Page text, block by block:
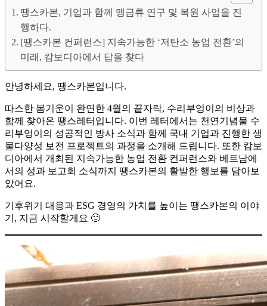
땡스카본, 기업과 함께 맹금류 연구 및 복원 사업을 진
행하다.
[땡스카본 컨퍼런스] 지속가능한 ‘저탄소 농업 전환’의
미래, 캄보디아에서 답을 찾다
안녕하세요, 땡스카본입니다.
따스한 봄기운이 완연한 4월의 끝자락, 수리부엉이의 비상과
함께 찾아온 땡스레터입니다. 이번 레터에서는 천연기념물 수
리부엉이의 성공적인 방사 소식과 함께 국내 기업과 진행한 생
물다양성 보전 프로젝트의 과정을 소개해 드립니다. 또한 캄보
디아에서 개최된 지속가능한 농업 전환 컨퍼런스와 베트남에
서의 성과 보고회 소식까지 땡스카본의 활발한 행보를 담아보
았어요.
기후위기 대응과 ESG 경영의 가치를 높이는 땡스카본의 이야
기, 지금 시작할게요 🙂